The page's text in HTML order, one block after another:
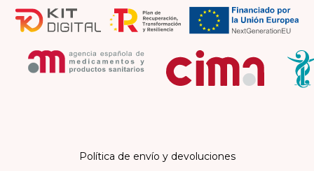
Política de envío y devoluciones